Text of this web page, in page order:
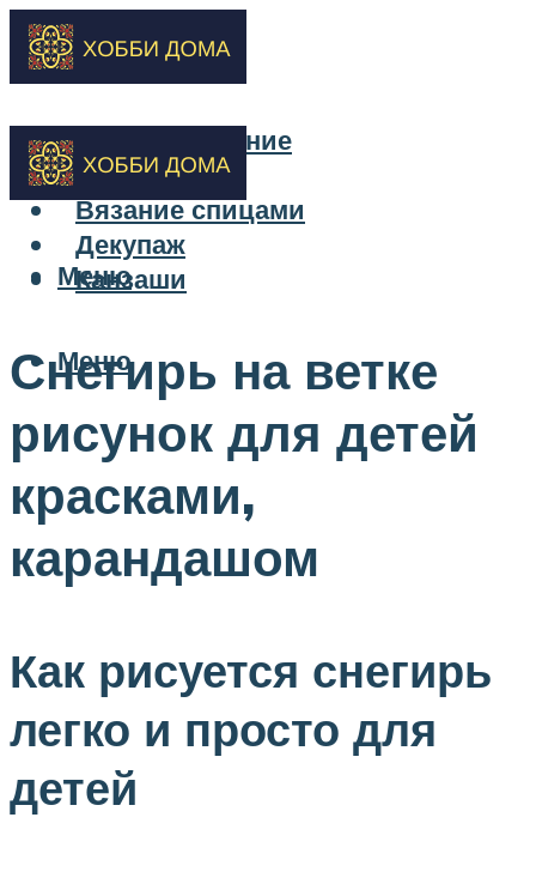
Бисероплетение
Вышивка
Вязание спицами
Декупаж
Канзаши
Меню
Меню
Снегирь на ветке
рисунок для детей
красками,
карандашом
Как рисуется снегирь
легко и просто для
детей